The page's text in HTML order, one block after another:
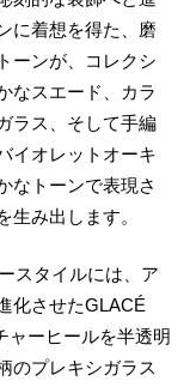
に着想を得た、磨
ーンが、コレクシ
なスエード、カラ
ラス、そして手編
イオレットオーキ
なトーンで表現さ
み出します。
スタイルには、ア
化させたGLACÉ
ャーヒールを半透明
のプレキシガラス